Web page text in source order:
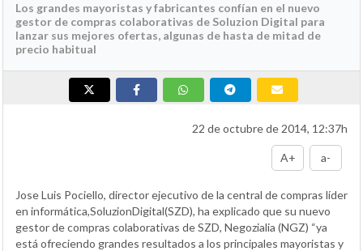
Los grandes mayoristas y fabricantes confían en el nuevo
gestor de compras colaborativas de Soluzion Digital para
lanzar sus mejores ofertas, algunas de hasta de mitad de
precio habitual
22 de octubre de 2014, 12:37h
A+ a-
Jose Luis Pociello, director ejecutivo de la central de compras líder
en informática,SoluzionDigital(SZD), ha explicado que su nuevo
gestor de compras colaborativas de SZD, Negozialia (NGZ) “ya
está ofreciendo grandes resultados a los principales mayoristas y